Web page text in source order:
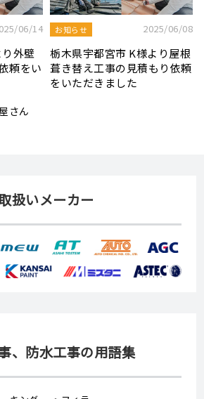
劣化症
を解説
令和7年度 結婚新生活支援補
助金が実施されます！
さん
扱いメーカー
、防水工事の用語集